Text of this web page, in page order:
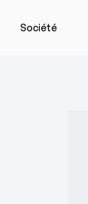
Société